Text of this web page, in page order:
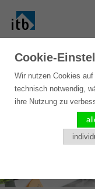
Cookie-
Wir nutzen Cookies
technisch notwendig,
ihre Nutzung zu